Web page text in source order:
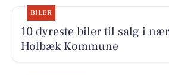
BILER
10 dyreste biler til salg i
Holbæk Kommune